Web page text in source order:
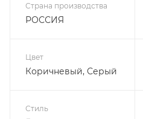
Страна производства
РОССИЯ
Цвет
Коричневый, Серый
Стиль